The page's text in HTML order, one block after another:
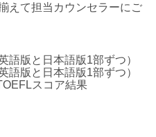
えて担当カウンセラーにご
語版と日本語版1部ずつ）
語版と日本語版1部ずつ）
スコア結果